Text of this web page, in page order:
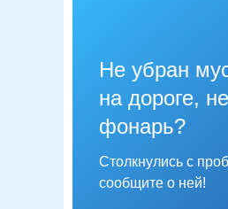
Не убран
на дороге,
фонарь?
Столкнулись с
сообщите о ней!